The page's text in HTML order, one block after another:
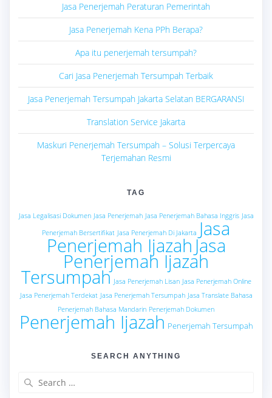
Jasa Penerjemah Peraturan Pemerintah
Jasa Penerjemah Kena PPh Berapa?
Apa itu penerjemah tersumpah?
Cari Jasa Penerjemah Tersumpah Terbaik
Jasa Penerjemah Tersumpah Jakarta Selatan BERGARANSI
Translation Service Jakarta
Maskuri Penerjemah Tersumpah – Solusi Terpercaya
Terjemahan Resmi
TAG
Jasa Legalisasi Dokumen Jasa Penerjemah Jasa Penerjemah Bahasa Inggris Jasa
Penerjemah Bersertifikat Jasa Penerjemah Di Jakarta Jasa
Penerjemah Ijazah Jasa
Penerjemah Ijazah
Tersumpah Jasa Penerjemah Lisan Jasa Penerjemah Online
Jasa Penerjemah Terdekat Jasa Penerjemah Tersumpah Jasa Translate Bahasa
Penerjemah Bahasa Mandarin Penerjemah Dokumen
Penerjemah Ijazah Penerjemah Tersumpah
SEARCH ANYTHING